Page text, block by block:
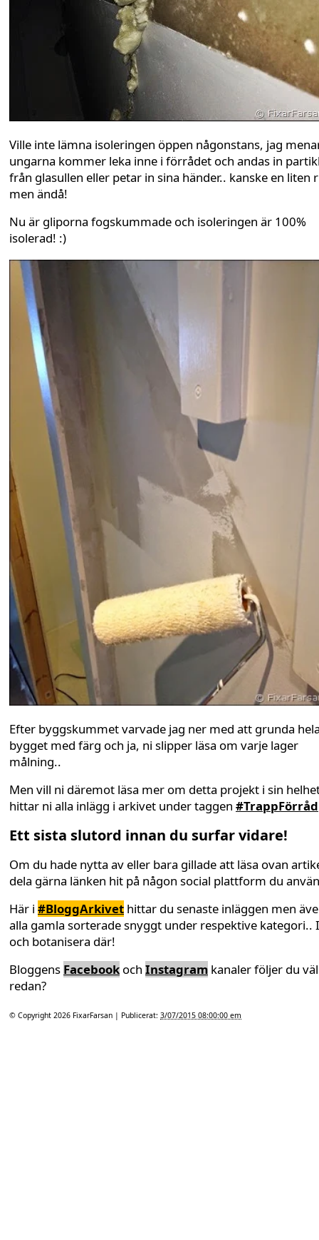
Ville inte lämna isoleringen öppen någonstans, jag
ungarna kommer leka inne i förrådet och andas in
från glasullen eller petar in sina händer.. kanske en liten
men ändå!
Nu är gliporna fogskummade och isoleringen är 100%
isolerad! :)
Efter byggskummet varvade jag ner med att grunda
bygget med färg och ja, ni slipper läsa om varje lager
målning..
Men vill ni däremot läsa mer om detta projekt i sin
hittar ni alla inlägg i arkivet under taggen #TrappFörråd
Ett sista slutord innan du surfar vidare!
Om du hade nytta av eller bara gillade att läsa ovan
dela gärna länken hit på någon social plattform du
Här i #BloggArkivet hittar du senaste inläggen men
alla gamla sorterade snyggt under respektive kategori..
och botanisera där!
Bloggens Facebookoch Instagram kanaler följer du väl
redan?
© Copyright 2026 FixarFarsan | Publicerat: 3/07/2015 08:00:00 em